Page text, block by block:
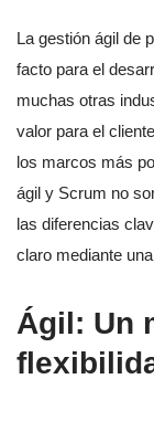
La gestión ágil de
facto para el
muchas otras
valor para el
los marcos más
ágil y Scrum no
las diferencias
claro mediante
Ágil: Un